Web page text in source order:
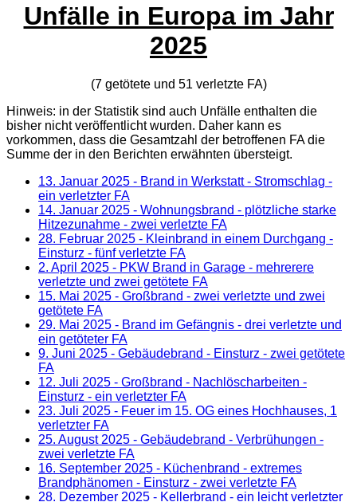
Unfälle in Europa im Jahr
2025
(7 getötete und 51 verletzte FA)
Hinweis: in der Statistik sind auch Unfälle enthalten die
bisher nicht veröffentlicht wurden. Daher kann es
vorkommen, dass die Gesamtzahl der betroffenen FAdie
Summe der in den Berichten erwähnten übersteigt.
13. Januar 2025 - Brand in Werkstatt - Stromschlag -
ein verletzter FA
14. Januar 2025 - Wohnungsbrand - plötzliche starke
Hitzezunahme - zwei verletzte FA
28. Februar 2025 - Kleinbrand in einem Durchgang -
Einsturz - fünf verletzte FA
2. April 2025 - PKW Brand in Garage - mehrerere
verletzte und zwei getötete FA
15. Mai 2025 - Großbrand - zwei verletzte und zwei
getötete FA
29. Mai 2025 - Brand im Gefängnis - drei verletzte und
ein getöteter FA
9. Juni 2025 - Gebäudebrand - Einsturz - zwei getötete
FA
12. Juli 2025 - Großbrand - Nachlöscharbeiten -
Einsturz - ein verletzter FA
23. Juli 2025 - Feuer im 15. OG eines Hochhauses, 1
verletzter FA
25. August 2025 - Gebäudebrand - Verbrühungen -
zwei verletzte FA
16. September 2025 - Küchenbrand - extremes
Brandphänomen - Einsturz - zwei verletzte FA
28. Dezember 2025 - Kellerbrand - ein leicht verletzter